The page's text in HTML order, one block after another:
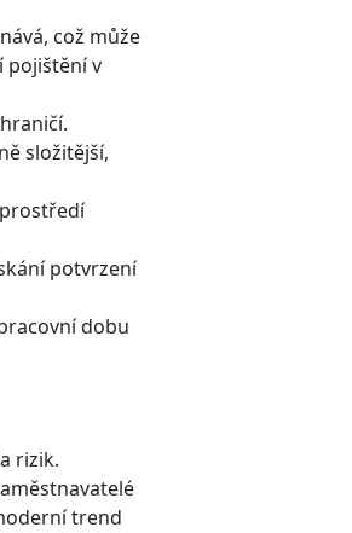
což může
pojištění v
složitější,
potvrzení
dobu
rizik.
trend